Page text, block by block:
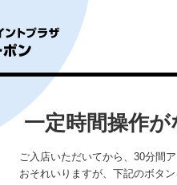
一定時間操作
ご入店いただいてから、30分間
おそれいりますが、下記のボタ